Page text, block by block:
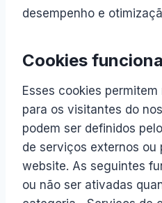
desempenho e
Cookies
Esses cookies
para os visitantes do
podem ser definidos
de serviços externos ou
website. As seguintes
ou não ser ativadas